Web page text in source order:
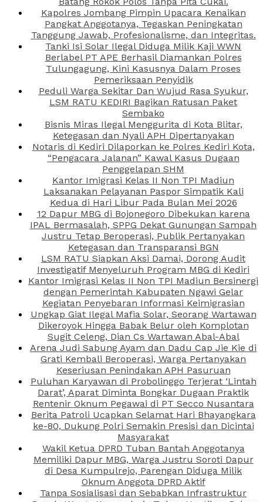
Kapolres Jombang Pimpin Upacara Kenaikan
Pangkat Anggotanya, Tegaskan Peningkatan
Tanggung Jawab, Profesionalisme, dan Integritas.
Tanki Isi Solar Ilegal Diduga Milik Kaji WWN
Berlabel PT APE Berhasil Diamankan Polres
Tulungagung, Kini Kasusnya Dalam Proses
Pemeriksaan Penyidik
Peduli Warga Sekitar Dan Wujud Rasa Syukur,
LSM RATU KEDIRI Bagikan Ratusan Paket
Sembako
Bisnis Miras Ilegal Menggurita di Kota Blitar,
Ketegasan dan Nyali APH Dipertanyakan
Notaris di Kediri Dilaporkan ke Polres Kediri Kota,
“Pengacara Jalanan” Kawal Kasus Dugaan
Penggelapan SHM
Kantor Imigrasi Kelas II Non TPI Madiun
Laksanakan Pelayanan Paspor Simpatik Kali
Kedua di Hari Libur Pada Bulan Mei 2026
12 Dapur MBG di Bojonegoro Dibekukan karena
IPAL Bermasalah, SPPG Dekat Gunungan Sampah
Justru Tetap Beroperasi, Publik Pertanyakan
Ketegasan dan Transparansi BGN
LSM RATU Siapkan Aksi Damai, Dorong Audit
Investigatif Menyeluruh Program MBG di Kediri
Kantor Imigrasi Kelas II Non TPI Madiun Bersinergi
dengan Pemerintah Kabupaten Ngawi Gelar
Kegiatan Penyebaran Informasi Keimigrasian
Ungkap Giat Ilegal Mafia Solar, Seorang Wartawan
Dikeroyok Hingga Babak Belur oleh Komplotan
Sugit Celeng, Dian Cs Wartawan Abal-Abal
Arena Judi Sabung Ayam dan Dadu Cap Jie Kie di
Grati Kembali Beroperasi, Warga Pertanyakan
Keseriusan Penindakan APH Pasuruan
Puluhan Karyawan di Probolinggo Terjerat ‘Lintah
Darat’, Aparat Diminta Bongkar Dugaan Praktik
Rentenir Oknum Pegawai di PT Secco Nusantara
Berita Patroli Ucapkan Selamat Hari Bhayangkara
ke-80, Dukung Polri Semakin Presisi dan Dicintai
Masyarakat
Wakil Ketua DPRD Tuban Bantah Anggotanya
Memiliki Dapur MBG, Warga Justru Soroti Dapur
di Desa Kumpulrejo, Parengan Diduga Milik
Oknum Anggota DPRD Aktif
Tanpa Sosialisasi dan Sebabkan Infrastruktur